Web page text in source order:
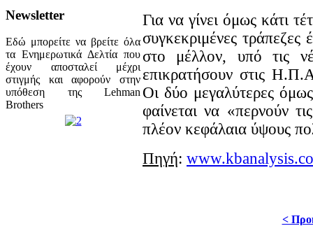
Newsletter
Εδώ μπορείτε να βρείτε όλα
τα Ενημερωτικά Δελτία που
έχουν αποσταλεί μέχρι
στιγμής και αφορούν στην
υπόθεση της Lehman
Brothers
Για να γίνει όμως κάτι
συγκεκριμένες τράπεζες
στο μέλλον, υπό τις
επικρατήσουν στις
Οι δύο μεγαλύτερες
φαίνεται να «περνούν
πλέον κεφάλαια ύψους
Πηγή:
<